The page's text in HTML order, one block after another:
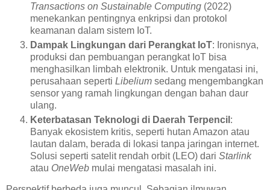
Transactions on Sustainable Computing (2022)
menekankan pentingnya enkripsi dan protokol
keamanan dalam sistem IoT.
Dampak Lingkungan dari Perangkat IoT: Ironisnya,
produksi dan pembuangan perangkat IoT bisa
menghasilkan limbah elektronik. Untuk mengatasi ini,
perusahaan seperti Libelium sedang mengembangkan
sensor yang ramah lingkungan dengan bahan daur
ulang.
Keterbatasan Teknologi di Daerah Terpencil :
Banyak ekosistem kritis, seperti hutan Amazon atau
lautan dalam, berada di lokasi tanpa jaringan internet.
Solusi seperti satelit rendah orbit (LEO) dari Starlink
atau OneWeb mulai mengatasi masalah ini.